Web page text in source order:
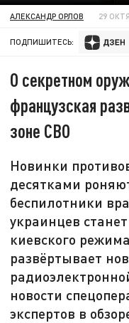
АЛЕКСАНДР ОРЛОВ 29
ПОДПИШИТЕСЬ:
О секретном
французская
зоне СВО
Новинки
десятками
беспилотники
украинцев
киевского
развёртывает
новости
экспертов в